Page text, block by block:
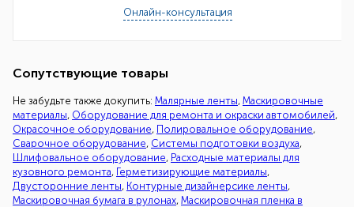
Онлайн-консультация
Сопутствующие товары
Не забудьте также докупить: Малярные ленты, Маскировочные
материалы, Оборудование для ремонта и окраски автомобилей,
Окрасочное оборудование, Полировальное оборудование,
Сварочное оборудование, Системы подготовки воздуха,
Шлифовальное оборудование, Расходные материалы для
кузовного ремонта, Герметизирующие материалы,
Двусторонние ленты, Контурные дизайнерсике ленты,
Маскировочная бумага в рулонах, Маскировочная пленка в